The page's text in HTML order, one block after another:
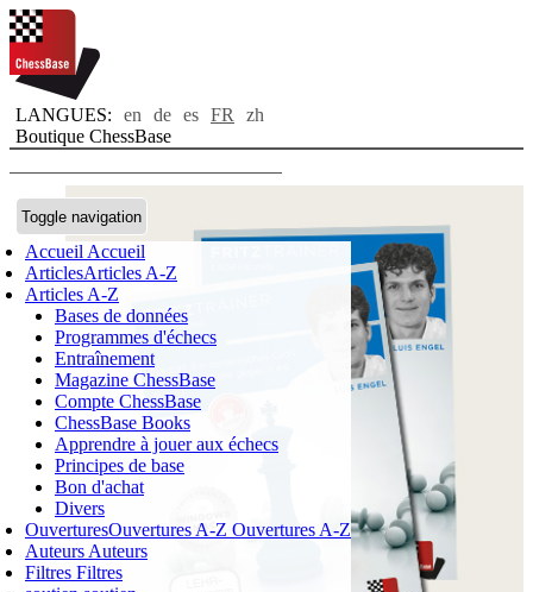
LANGUES: en de es FR
zh
Boutique ChessBase
Toggle navigation
Accueil Accueil
ArticlesArticles A-Z
Articles A-Z
Bases de données
Programmes d'échecs
Entraînement
Magazine ChessBase
Compte ChessBase
ChessBase Books
Apprendre à jouer aux échecs
Principes de base
Bon d'achat
Divers
OuverturesOuvertures A-Z Ouvertures A-Z
Auteurs Auteurs
Filtres Filtres